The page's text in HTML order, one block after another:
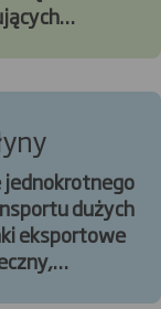
jednokrotnego
dużych
eksportowe